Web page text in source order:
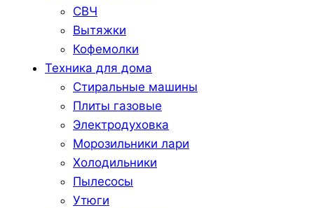
СВЧ
Вытяжки
Кофемолки
Техника для дома
Стиральные машины
Плиты газовые
Электродуховка
Морозильники лари
Холодильники
Пылесосы
Утюги